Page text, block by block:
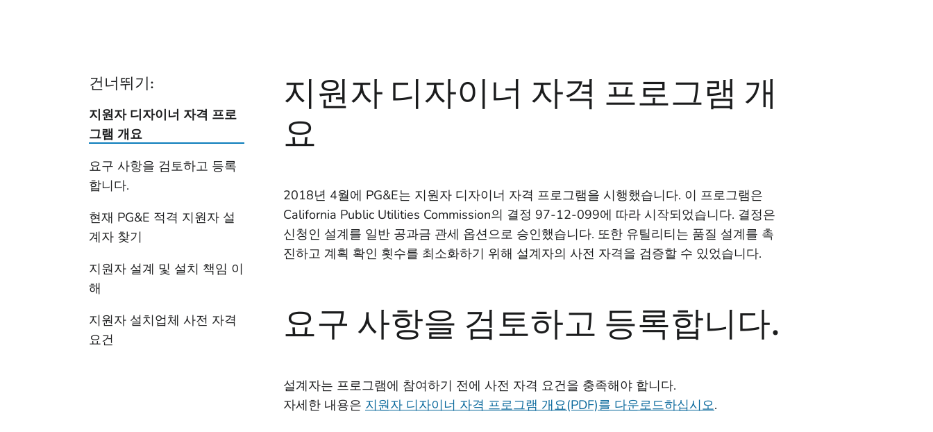
건너뛰기:
지원자 디자이너 자격 프로
그램 개요
요구 사항을 검토하고 등록
합니다.
현재 PG&E 적격 지원자 설
계자 찾기
지원자 설계 및 설치 책임 이
해
지원자 설치업체 사전 자격
요건
지원자 디자이너 자격 프로그램 개
요
2018년 4월에 PG&E는 지원자 디자이너 자격 프로그램을 시행했습니다. 이 프로그램은
California Public Utilities Commission의 결정 97-12-099에 따라 시작되었습니다. 결정은
신청인 설계를 일반 공과금 관세 옵션으로 승인했습니다. 또한 유틸리티는 품질 설계를 촉
진하고 계획 확인 횟수를 최소화하기 위해 설계자의 사전 자격을 검증할 수 있었습니다.
요구 사항을 검토하고 등록합니다.
설계자는 프로그램에 참여하기 전에 사전 자격 요건을 충족해야 합니다.
자세한 내용은 지원자 디자이너 자격 프로그램 개요(PDF)를 다운로드하십시오.